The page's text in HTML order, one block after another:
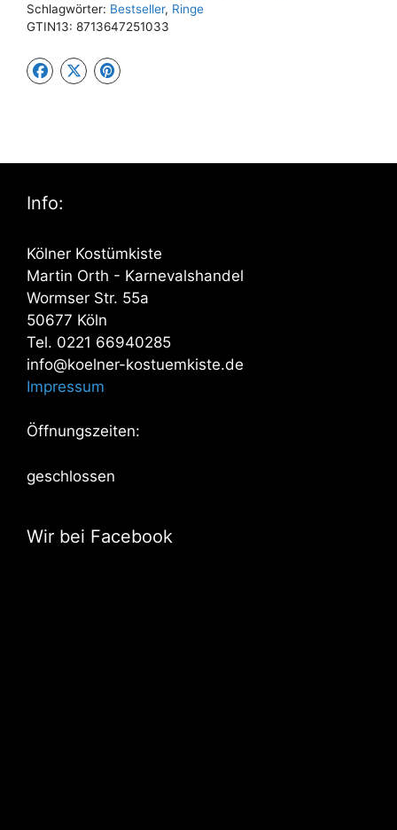
Schlagwörter: Bestseller, Ringe
GTIN13: 8713647251033
Info:
Kölner Kostümkiste
Martin Orth - Karnevalshandel
Wormser Str. 55a
50677 Köln
Tel. 0221 66940285
info@koelner-kostuemkiste.de
Impressum
Öffnungszeiten:
geschlossen
Wir bei Facebook